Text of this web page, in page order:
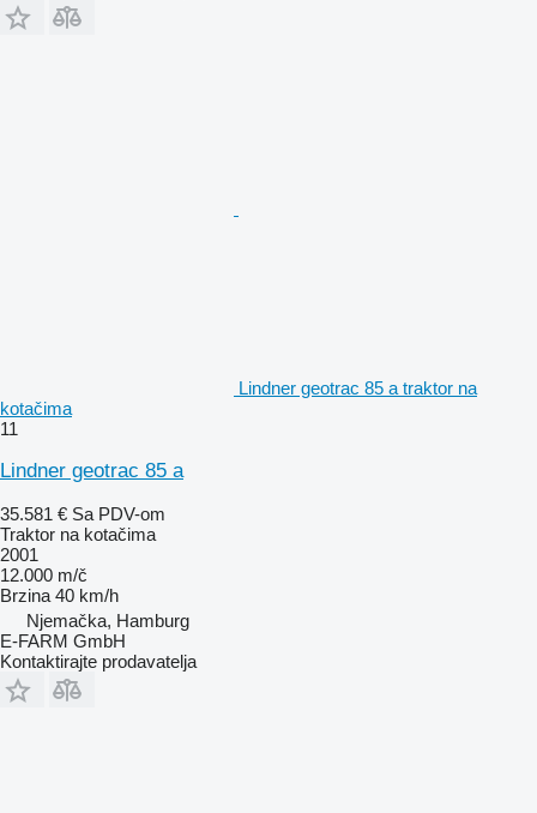
Lindner geotrac 85 a traktor na
kotačima
11
Lindner geotrac 85 a
35.581 € Sa PDV-om
Traktor na kotačima
2001
12.000 m/č
Brzina 40 km/h
Njemačka, Hamburg
E-FARM GmbH
Kontaktirajte prodavatelja